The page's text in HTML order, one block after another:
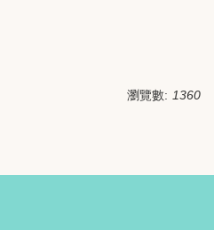
瀏覽數: 1360